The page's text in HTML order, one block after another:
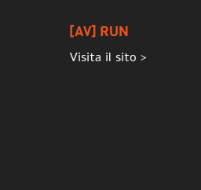
[AV] RUN
Visita il sito >